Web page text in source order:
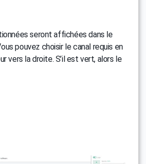
seront affichées dans le
pouvez choisir le canal requis en
vers la droite. S’il est vert, alors le